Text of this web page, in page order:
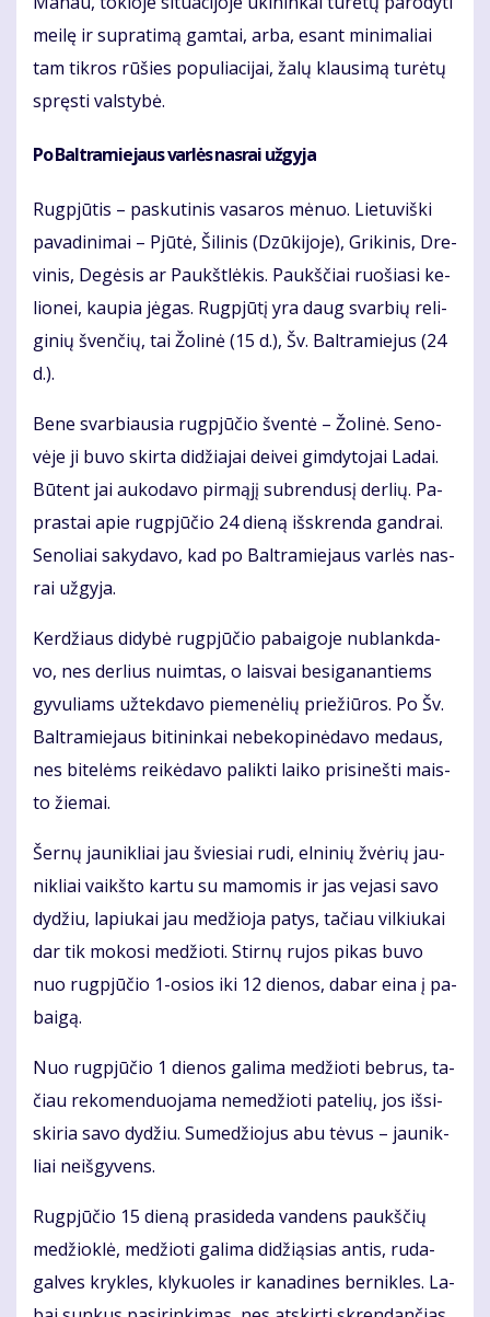
mei­lę ir su­pra­ti­mą gam­tai, ar­ba, esant mi­ni­ma­liai
tam tik­ros rū­šies po­pu­lia­ci­jai, ža­lų klau­si­mą tu­rė­tų
spręs­ti vals­ty­bė.
Po Bal­tra­mie­jaus var­lės nas­rai už­gy­ja
Rug­pjū­tis – pas­ku­ti­nis va­sa­ros mė­nuo. Lie­tu­viš­ki
pa­va­di­ni­mai – Pjū­tė, Ši­li­nis (Dzū­ki­jo­je), Gri­ki­nis, Dre­
vi­nis, De­gė­sis ar Paukšt­lė­kis. Paukš­čiai ruo­šia­si ke­
lio­nei, kau­pia jė­gas. Rug­pjū­tį yra daug svar­bių re­li­
gi­nių šven­čių, tai Žo­li­nė (15 d.), Šv. Bal­tra­mie­jus (24
d.).
Be­ne svar­biau­sia rug­pjū­čio šven­tė – Žo­li­nė. Se­no­
vė­je ji bu­vo skir­ta di­džia­jai dei­vei gim­dy­to­jai La­dai.
Bū­tent jai au­ko­da­vo pir­mą­jį su­bren­du­sį der­lių. Pa­
pras­tai apie rug­pjū­čio 24 die­ną iš­skren­da gan­drai.
Se­no­liai sa­ky­da­vo, kad po Bal­tra­mie­jaus var­lės nas­
rai už­gy­ja.
Ker­džiaus di­dy­bė rug­pjū­čio pa­bai­go­je nu­blank­da­
vo, nes der­lius nuim­tas, o lais­vai be­si­ga­nan­tiems
gy­vu­liams už­tek­da­vo pie­me­nė­lių prie­žiū­ros. Po Šv.
Bal­tra­mie­jaus bi­ti­nin­kai ne­be­ko­pi­nė­da­vo me­daus,
nes bi­te­lėms rei­kė­da­vo pa­lik­ti lai­ko pri­si­neš­ti mais­
to žie­mai.
Šer­nų jau­nik­liai jau švie­siai ru­di, el­ni­nių žvė­rių jau­
nik­liai vaikš­to kar­tu su ma­mo­mis ir jas ve­ja­si sa­vo
dy­džiu, la­piu­kai jau me­džio­ja pa­tys, ta­čiau vil­kiu­kai
dar tik mo­ko­si me­džio­ti. Stir­nų ru­jos pi­kas bu­vo
nuo rug­pjū­čio 1-osios iki 12 die­nos, da­bar ei­na į pa­
bai­gą.
Nuo rug­pjū­čio 1 die­nos ga­li­ma me­džio­ti beb­rus, ta­
čiau re­ko­men­duo­ja­ma ne­me­džio­ti pa­te­lių, jos iš­si­
ski­ria sa­vo dy­džiu. Su­me­džio­jus abu tė­vus – jau­nik­
liai ne­iš­gy­vens.
Rug­pjū­čio 15 die­ną pra­si­de­da van­dens paukš­čių
me­džiok­lė, me­džio­ti ga­li­ma di­dži­ą­sias an­tis, ru­da­
gal­ves kryk­les, kly­kuo­les ir ka­na­di­nes ber­nik­les. La­